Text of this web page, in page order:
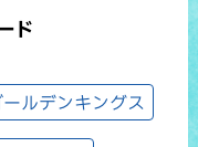
ド
ルデンキングス